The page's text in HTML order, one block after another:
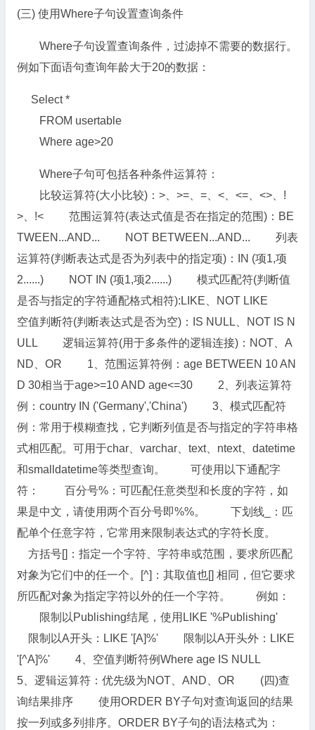
(三) 使用Where子句设置查询条件
Where子句设置查询条件，过滤掉不需要的数据行。
例如下面语句查询年龄大于20的数据：
Select *
FROM usertable
Where age>20
Where子句可包括各种条件运算符：
比较运算符(大小比较)：>、>=、=、<、<=、<>、!
>、!< 范围运算符(表达式值是否在指定的范围)：BE
TWEEN...AND... NOT BETWEEN...AND... 列表
运算符(判断表达式是否为列表中的指定项)：IN (项1,项
2......) NOT IN (项1,项2......) 模式匹配符(判断值
是否与指定的字符通配格式相符):LIKE、NOT LIKE
空值判断符(判断表达式是否为空)：IS NULL、NOT IS N
ULL 逻辑运算符(用于多条件的逻辑连接)：NOT、A
ND、OR 1、范围运算符例：age BETWEEN 10 AN
D 30相当于age>=10 AND age<=30 2、列表运算符
例：country IN ('Germany','China') 3、模式匹配符
例：常用于模糊查找，它判断列值是否与指定的字符串格
式相匹配。可用于char、varchar、text、ntext、datetime
和smalldatetime等类型查询。 可使用以下通配字
符： 百分号%：可匹配任意类型和长度的字符，如
果是中文，请使用两个百分号即%%。 下划线_：匹
配单个任意字符，它常用来限制表达式的字符长度。
方括号[]：指定一个字符、字符串或范围，要求所匹配
对象为它们中的任一个。[^]：其取值也[] 相同，但它要求
所匹配对象为指定字符以外的任一个字符。 例如：
限制以Publishing结尾，使用LIKE '%Publishing'
限制以A开头：LIKE '[A]%' 限制以A开头外：LIKE
'[^A]%' 4、空值判断符例Where age IS NULL
5、逻辑运算符：优先级为NOT、AND、OR (四)查
询结果排序 使用ORDER BY子句对查询返回的结果
按一列或多列排序。ORDER BY子句的语法格式为：